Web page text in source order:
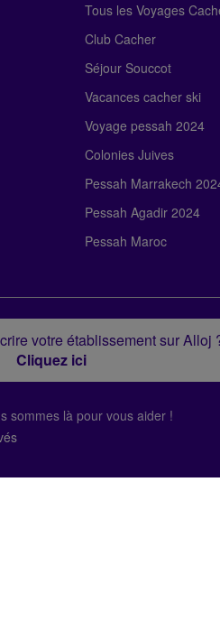
Tous les Voyages
Club Cacher
Séjour Souccot
Vacances cacher ski
Voyage pessah 2024
Colonies Juives
Pessah Marrakech
Pessah Agadir 2024
Pessah Maroc
votre établissement sur Alloj
Cliquez ici
sommes là pour vous aider !